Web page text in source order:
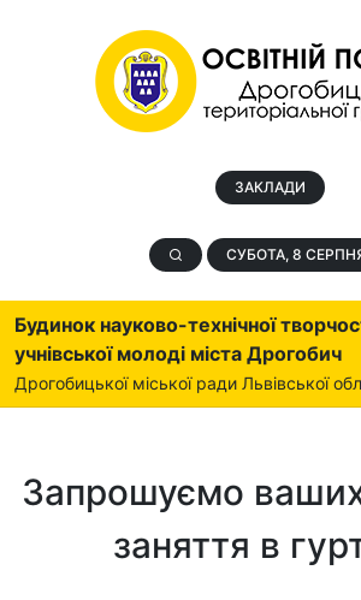
ЗАКЛАДИ
СУБОТА, 8
Будинок науково-технічної
учнівської молоді міста Дрогобич
Дрогобицької міської ради Львівської
Запрошуємо ваших
заняття в